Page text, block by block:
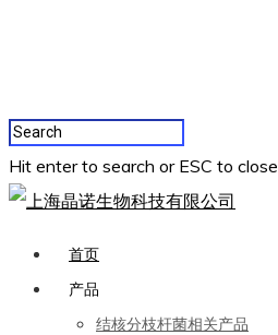
Hit enter to search or ESC to close
首页
产品
结核分枝杆菌相关产品